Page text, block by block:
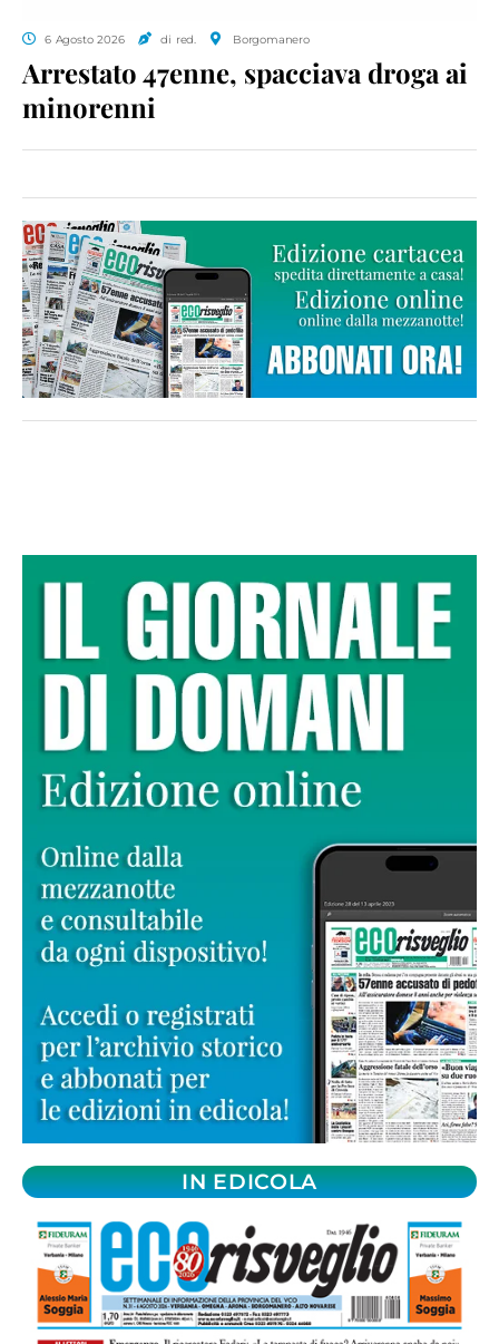
6 Agosto 2026 di red. Borgomanero
Arrestato 47enne, spacciava droga ai
minorenni
IN EDICOLA